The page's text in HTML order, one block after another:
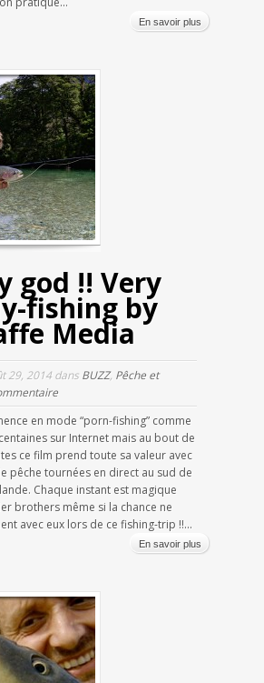
En savoir plus
god !! Very
fishing by
Media
29, 2014 dans BUZZ, Pêche et
en mode “porn-fishing” comme
sur Internet mais au bout de
ce film prend toute sa valeur avec
pêche tournées en direct au sud de
Chaque instant est magique
brothers même si la chance ne
avec eux lors de ce fishing-trip !!...
En savoir plus